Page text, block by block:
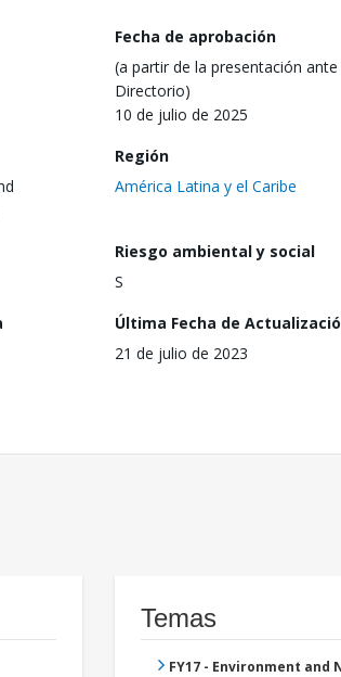
Fecha de aprobación
(a partir de la presentación ante
Directorio)
10 de julio de 2025
Región
América Latina y el Caribe
Riesgo ambiental y social
S
Última Fecha de
21 de julio de 2023
Temas
FY17 - Environment